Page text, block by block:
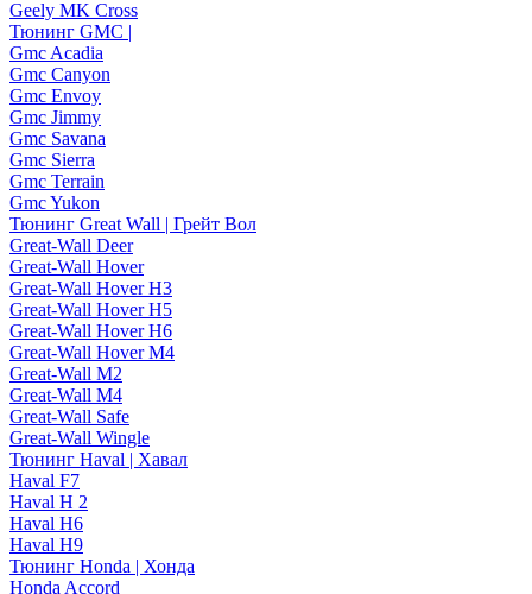
Geely MK Cross
Тюнинг GMC |
Gmc Acadia
Gmc Canyon
Gmc Envoy
Gmc Jimmy
Gmc Savana
Gmc Sierra
Gmc Terrain
Gmc Yukon
Тюнинг Great Wall | Грейт Вол
Great-Wall Deer
Great-Wall Hover
Great-Wall Hover H3
Great-Wall Hover H5
Great-Wall Hover H6
Great-Wall Hover M4
Great-Wall M2
Great-Wall M4
Great-Wall Safe
Great-Wall Wingle
Тюнинг Haval | Хавал
Haval F7
Haval H 2
Haval H6
Haval H9
Тюнинг Honda | Хонда
Honda Accord